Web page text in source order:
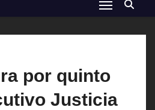
por quinto
Justicia